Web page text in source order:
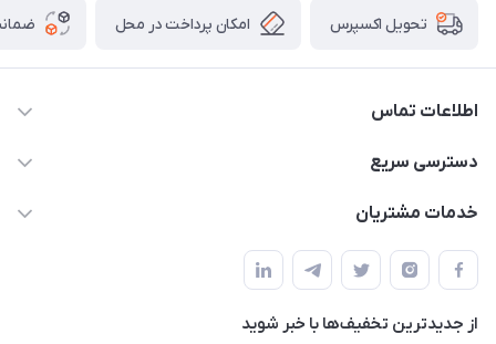
تحویل اکسپرس امکان پرداخت در محل
اطلاعات تماس
09332394024-09120346631
دسترسی سریع
حساب کاربری
لیست محصولات
درباره ما
خدمات مشتریان
قوانین و مقررات
حریم خصوصی
راهنما
از جدید‌ترین تخفیف‌ها با‌ خبر شوید